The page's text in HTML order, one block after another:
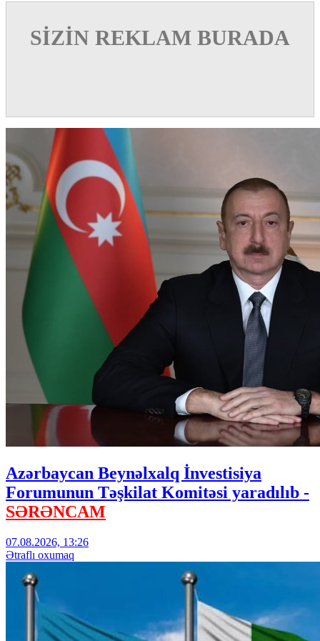
SİZİN REKLAM BURADA
Azərbaycan Beynəlxalq İnvestisiya
Forumunun Təşkilat Komitəsi yaradılıb -
SƏRƏNCAM
07.08.2026, 13:26
Ətraflı oxumaq